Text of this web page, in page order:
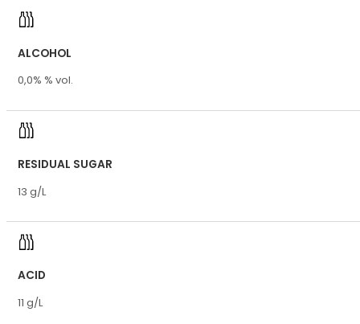
ALCOHOL
0,0% % vol.
RESIDUAL SUGAR
13 g/L
ACID
11 g/L